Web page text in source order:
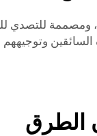
للتصدي
وتوجيههم
الطرق